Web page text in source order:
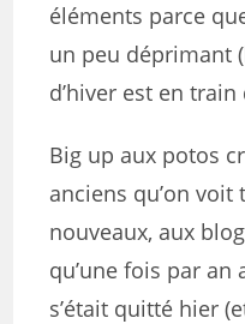
éléments parce
un peu déprimant
d’hiver est en
Big up aux potos
anciens qu’on voit
nouveaux, aux
qu’une fois par an
s’était quitté hier